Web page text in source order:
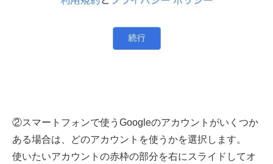
②スマートフォンで使うGoogleのアカウントがいくつか
ある場合は、どのアカウントを使うかを選択します。
使いたいアカウントの赤枠の部分を右にスライドしてオ